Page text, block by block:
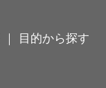
｜
目的から探す